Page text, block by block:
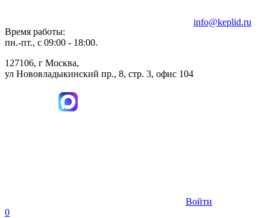
Время работы:
пн.-пт., с 09:00 - 18:00.
127106, г Москва,
ул Нововладыкинский пр., 8, стр. 3, офис 104
info@keplid.ru
Войти
0